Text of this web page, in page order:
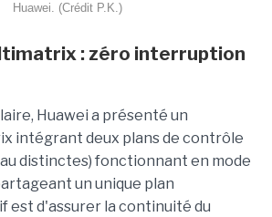
Huawei. (Crédit P.K.)
: zéro interruption
Huawei a présenté un
intégrant deux plans de contrôle
distinctes) fonctionnant en mode
un unique plan
est d'assurer la continuité du